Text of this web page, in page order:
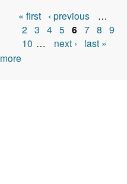
a
« first ‹ previous
…
2 3 4 5 6 7 8 9
10 … next ›
last »
more